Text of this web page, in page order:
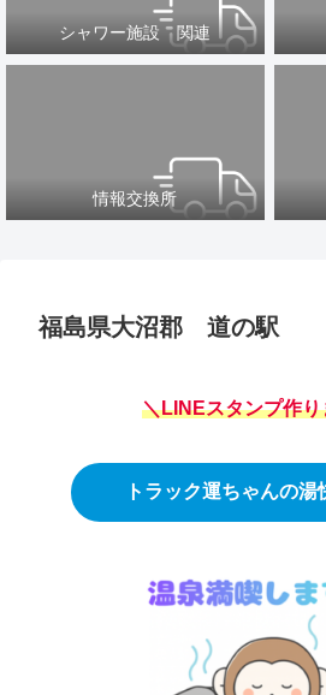
シャワー施設 関連
情報交換所
福島県大沼郡 道の駅
＼LINEスタンプ作り
トラック運ちゃんの湯